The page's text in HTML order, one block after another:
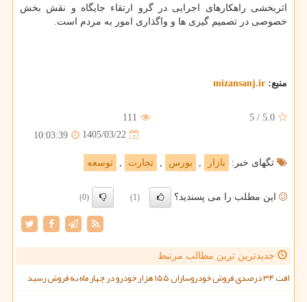
اثربخشی راهکارهای اجرایی در گرو ارتقاء جایگاه و نقش بخش
خصوصی در تصمیم گیری ها و واگذاری امور به مردم است.
منبع: mizansanj.ir
5.0
/
5
111
1405/03/22
10:03:39
تگهای خبر: بازار بورس تجارت توسعه
این مطلب را می پسندید؟ (1)
(0)
جدیدترین ترین مطالب مرتبط
افت ۳۴ درصدی فروش خودروسازان ۱۵۵ هزار خودرو در چهار ماه به فروش رسید